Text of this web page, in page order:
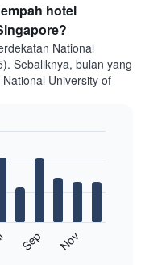
hotel
National
Sebaliknya, bulan yang
University of
Sep Nov